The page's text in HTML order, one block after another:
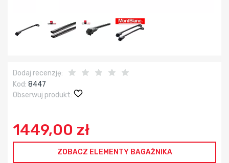
Dodaj recenzję:
Kod: 8447
Obserwuj produkt:
1449,00 zł
ZOBACZ ELEMENTY BAGAŻNIKA